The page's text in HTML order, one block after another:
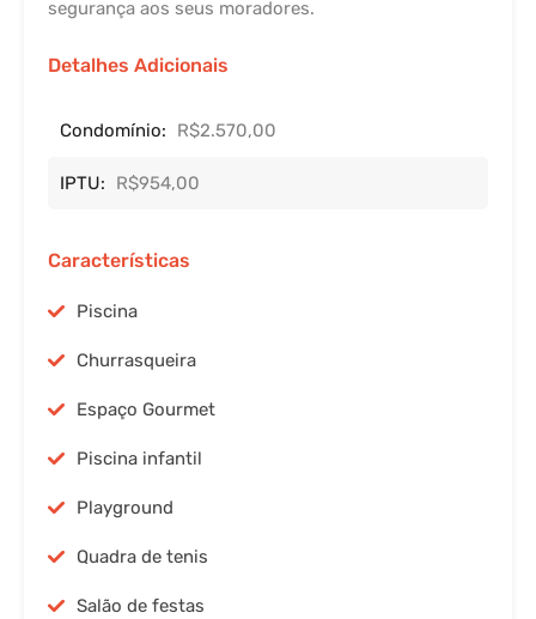
segurança aos seus moradores.
Detalhes Adicionais
Condomínio: R$2.570,00
IPTU: R$954,00
Características
Piscina
Churrasqueira
Espaço Gourmet
Piscina infantil
Playground
Quadra de tenis
Salão de festas